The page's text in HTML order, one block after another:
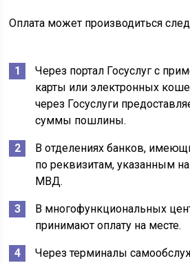
Оплата может производиться
Через портал Госуслуг с
карты или электронных
через Госуслуги
суммы пошлины.
В отделениях банков,
по реквизитам, указанным
МВД.
В многофункциональных
принимают оплату на месте.
Через терминалы